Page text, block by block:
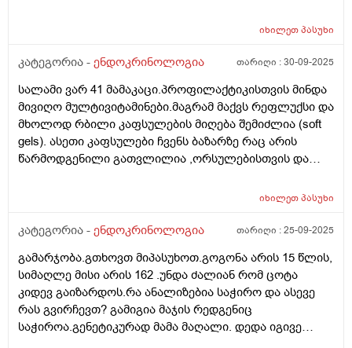
იხილეთპასუხი
კატეგორია - ენდოკრინოლოგია თარიღი :30-09-2025
სალამი ვარ 41 მამაკაცი.პროფილაქტიკისთვის მინდა
მივიღო მულტივიტამინები.მაგრამ მაქვს რეფლუქსი და
მხოლოდ რბილი კაფსულების მიღება შემიძლია (soft
gels). ასეთი კაფსულები ჩვენს ბაზარზე რაც არის
წარმოდგენილი გათვლილია ,ორსულებისთვის და
კარგად მოგეხსენებათ რატომაც) ყველაზე დაბალი
რკინას. თუ შემიძლია მივიღო ასეთი
რამდენჯერმე,ხანგძლივად ან რა სქემას მირჩევთ
რკინა რომ არ დამიგროვდეს. ჰემოგლობინი მაქვს
ანალიზით 161 (120-160 ნორმ). ფერიტინი,ჰემატოკრიტი
და მთლიანად სისხლის ანალიზი ნორმაში მაქვს.
იხილეთპასუხი
კატეგორია - ენდოკრინოლოგია თარიღი :25-09-2025
გამარჯობა.გთხოვთ მიპასუხოთ.გოგონა არის 15 წლის,
სიმაღლე მისი არის 162 .უნდა ძალიან რომ ცოტა
კიდევ გაიზარდოს.რა ანალიზებია საჭირო და ასევე
რას გვირჩევთ? გამიგია მაჯის რედგენიც
საჭიროა.გენეტიკურად მამა მაღალი. დედა იგივე